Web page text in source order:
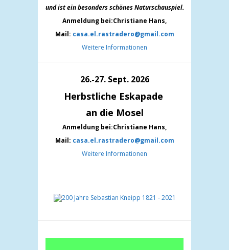
und ist ein besonders schönes Naturschauspiel.
Anmeldung bei:Christiane Hans,
Mail: casa.el.rastradero@gmail.com
Weitere Informationen
26.-27. Sept. 2026
Herbstliche Eskapade
an die Mosel
Anmeldung bei:Christiane Hans,
Mail: casa.el.rastradero@gmail.com
Weitere Informationen